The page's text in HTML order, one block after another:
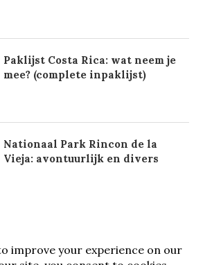
Paklijst Costa Rica: wat neem je
mee? (complete inpaklijst)
Nationaal Park Rincon de la
Vieja: avontuurlijk en divers